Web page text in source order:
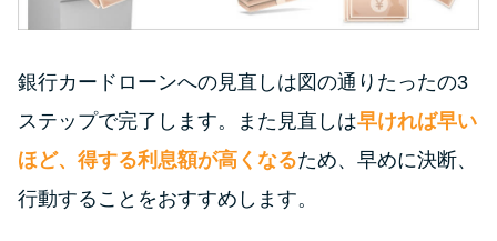
銀行カードローンへの見直しは図の通りたったの3
ステップで完了します。また見直しは早ければ早い
ほど、得する利息額が高くなるため、早めに決断、
行動することをおすすめします。